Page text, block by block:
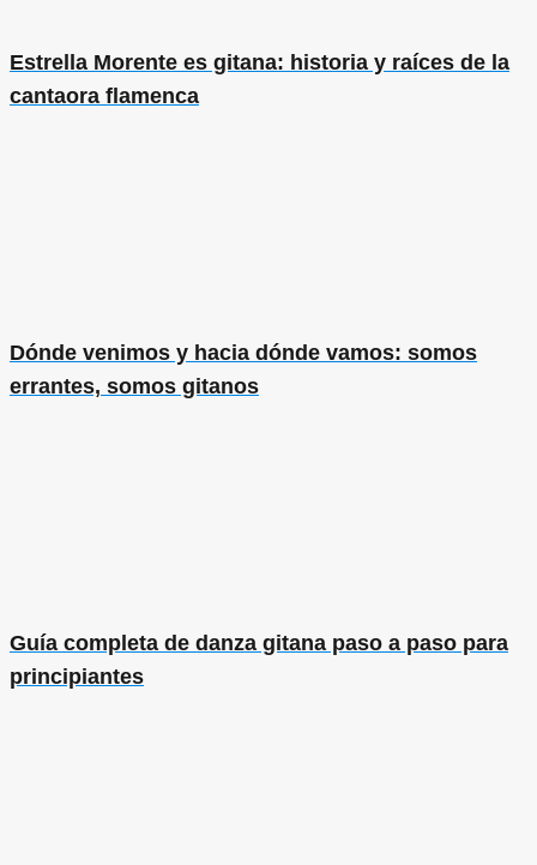
Estrella Morente es gitana: historia y raíces de la
cantaora flamenca
Dónde venimos y hacia dónde vamos: somos
errantes, somos gitanos
Guía completa de danza gitana paso a paso para
principiantes